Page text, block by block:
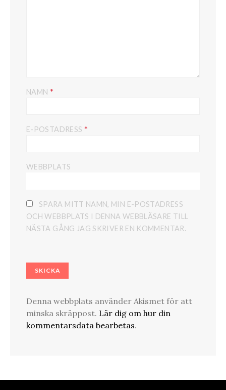
NAMN *
E-POSTADRESS *
WEBBPLATS
SPARA MITT NAMN, MIN E-POSTADRESS
OCH WEBBPLATS I DENNA WEBBLÄSARE TILL
NÄSTA GÅNG JAG SKRIVER EN KOMMENTAR.
Denna webbplats använder Akismet för att
minska skräppost. Lär dig om hur din
kommentarsdata bearbetas.